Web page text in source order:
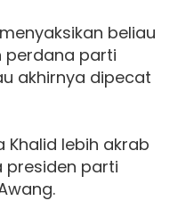
beliau
perdana parti
akhirnya dipecat
Khalid lebih akrab
presiden parti